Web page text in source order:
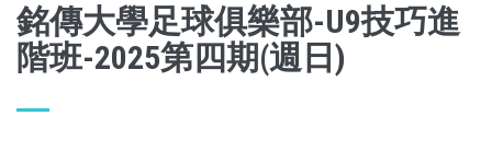
銘傳大學足球俱樂部-U9技巧進
階班-2025第四期(週日)